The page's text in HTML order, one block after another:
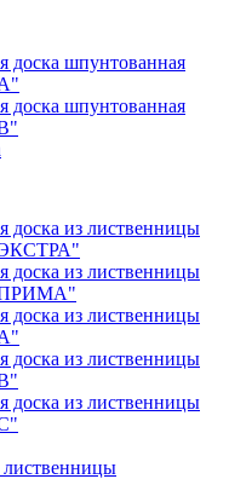
доска шпунтованная
доска шпунтованная
доска из лиственницы
доска из лиственницы
доска из лиственницы
доска из лиственницы
доска из лиственницы
лиственницы